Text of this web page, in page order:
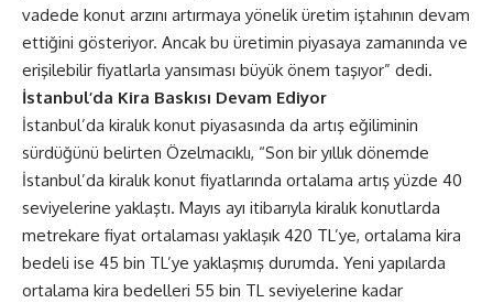
vadede konut arzını artırmaya yönelik üretim iştahının devam
ettiğini gösteriyor. Ancak bu üretimin piyasaya zamanında ve
erişilebilir fiyatlarla yansıması büyük önem taşıyor” dedi.
İstanbul’da Kira Baskısı Devam Ediyor
İstanbul’da kiralık konut piyasasında da artış eğiliminin
sürdüğünü belirten Özelmacıklı, “Son bir yıllık dönemde
İstanbul’da kiralık konut fiyatlarında ortalama artış yüzde 40
seviyelerine yaklaştı. Mayıs ayı itibarıyla kiralık konutlarda
metrekare fiyat ortalaması yaklaşık 420 TL’ye, ortalama kira
bedeli ise 45 bin TL’ye yaklaşmış durumda. Yeni yapılarda
ortalama kira bedelleri 55 bin TL seviyelerine kadar